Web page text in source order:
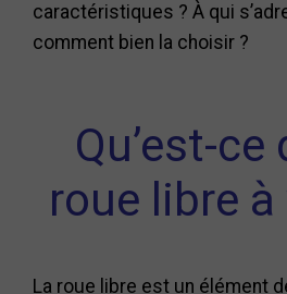
caractéristiques ? À qui
comment bien la choisir ?
Qu’est-ce
roue libre
La roue libre est un élément